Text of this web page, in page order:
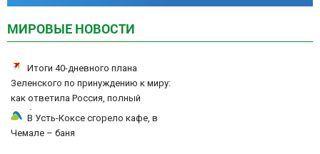
МИРОВЫЕ НОВОСТИ
Итоги 40-дневного плана
Зеленского по принуждению к миру:
как ответила Россия, полный
разбор провала операции Украины
от военкора Коца
В Усть-Коксе сгорело кафе, в
Чемале – баня